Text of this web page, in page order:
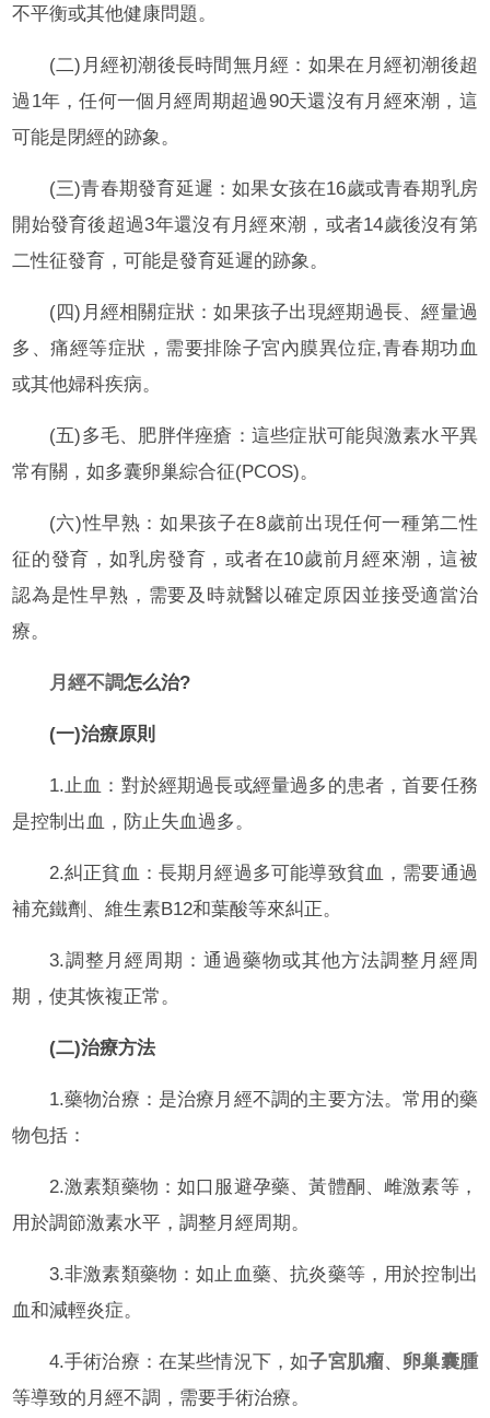
不平衡或其他健康問題。
(二)月經初潮後長時間無月經：如果在月經初潮後超
過1年，任何一個月經周期超過90天還沒有月經來潮，這
可能是閉經的跡象。
(三)青春期發育延遲：如果女孩在16歲或青春期乳房
開始發育後超過3年還沒有月經來潮，或者14歲後沒有第
二性征發育，可能是發育延遲的跡象。
(四)月經相關症狀：如果孩子出現經期過長、經量過
多、痛經等症狀，需要排除子宮內膜異位症,青春期功血
或其他婦科疾病。
(五)多毛、肥胖伴痤瘡：這些症狀可能與激素水平異
常有關，如多囊卵巢綜合征(PCOS)。
(六)性早熟：如果孩子在8歲前出現任何一種第二性
征的發育，如乳房發育，或者在10歲前月經來潮，這被
認為是性早熟，需要及時就醫以確定原因並接受適當治
療。
月經不調怎么治?
(一)治療原則
1.止血：對於經期過長或經量過多的患者，首要任務
是控制出血，防止失血過多。
2.糾正貧血：長期月經過多可能導致貧血，需要通過
補充鐵劑、維生素B12和葉酸等來糾正。
3.調整月經周期：通過藥物或其他方法調整月經周
期，使其恢複正常。
(二)治療方法
1.藥物治療：是治療月經不調的主要方法。常用的藥
物包括：
2.激素類藥物：如口服避孕藥、黃體酮、雌激素等，
用於調節激素水平，調整月經周期。
3.非激素類藥物：如止血藥、抗炎藥等，用於控制出
血和減輕炎症。
4.手術治療：在某些情況下，如子宮肌瘤、 卵巢囊腫
等導致的月經不調，需要手術治療。